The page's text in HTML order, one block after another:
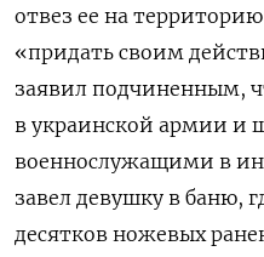
отвез ее на
«придать своим
заявил подчиненным,
в украинской армии и
военнослужащими в
завел девушку в баню,
десятков ножевых